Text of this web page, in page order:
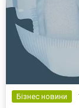
Бізнес новини